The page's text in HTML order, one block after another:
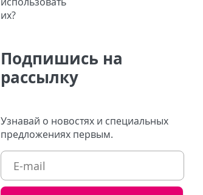
Подпишись на
рассылку
Узнавай о новостях и специальных
предложениях первым.